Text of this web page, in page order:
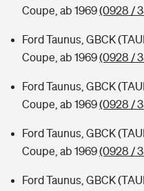
Coupe, ab 1969(0928 /
Ford Taunus, GBCK
Coupe, ab 1969(0928 /
Ford Taunus, GBCK
Coupe, ab 1969(0928 /
Ford Taunus, GBCK
Coupe, ab 1969(0928 /
Ford Taunus, GBCK